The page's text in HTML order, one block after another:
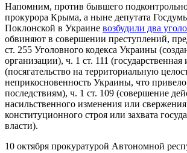
Напомним, против бывшего
прокурора Крыма, а ныне депутата
Поклонской в Украине возбудили два
обвиняют в совершении преступлений,
ст. 255 Уголовного кодекса Украины
организации), ч. 1 ст. 111 (государственная
(посягательство на территориальную
неприкосновенность Украины, что
последствиям), ч. 1 ст. 109 (совершение
насильственного изменения или свержения
конституционного строя или захвата
власти).
10 октября прокуратурой Автономной